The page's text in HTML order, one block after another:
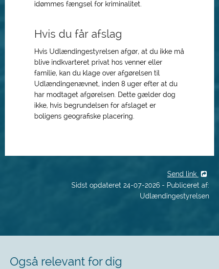
idømmes fængsel for kriminalitet.
Hvis du får afslag
Hvis Udlændingestyrelsen afgør, at du ikke må
blive indkvarteret privat hos venner eller
familie, kan du klage over afgørelsen til
Udlændingenævnet, inden 8 uger efter at du
har modtaget afgørelsen. Dette gælder dog
ikke, hvis begrundelsen for afslaget er
boligens geografiske placering.
Send link
Sidst opdateret 24-07-2026 - Publiceret af:
Udlændingestyrelsen
Også relevant for dig